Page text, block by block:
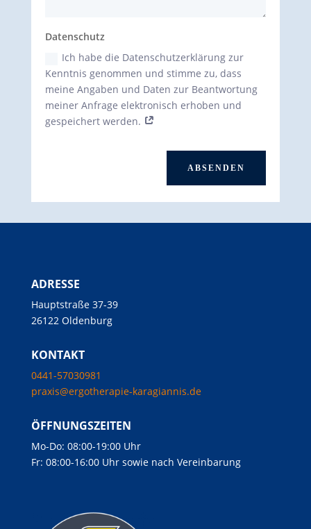
Datenschutz
Ich habe die Datenschutzerklärung zur
Kenntnis genommen und stimme zu, dass
meine Angaben und Daten zur Beantwortung
meiner Anfrage elektronisch erhoben und
gespeichert werden.
ABSENDEN
ADRESSE
Hauptstraße 37-39
26122 Oldenburg
KONTAKT
0441-57030981
praxis@ergotherapie-karagiannis.de
ÖFFNUNGSZEITEN
Mo-Do: 08:00-19:00 Uhr
Fr: 08:00-16:00 Uhr sowie nach Vereinbarung